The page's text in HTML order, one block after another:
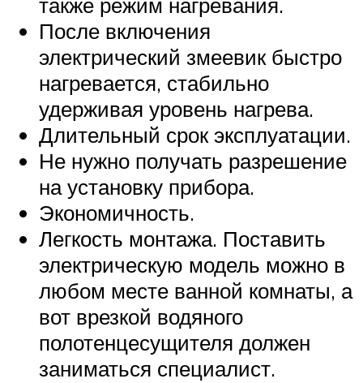
После включения
электрический змеевик быстро
нагревается, стабильно
удерживая уровень нагрева.
Длительный срок эксплуатации.
Не нужно получать разрешение
на установку прибора.
Экономичность.
Легкость монтажа. Поставить
электрическую модель можно в
любом месте ванной комнаты, а
вот врезкой водяного
полотенцесущителя должен
заниматься специалист.